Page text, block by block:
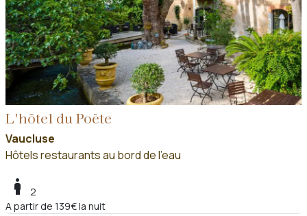
L'hôtel du Poète
Vaucluse
Hôtels restaurants au bord de l'eau
boy
2
A partir de 139€ la nuit